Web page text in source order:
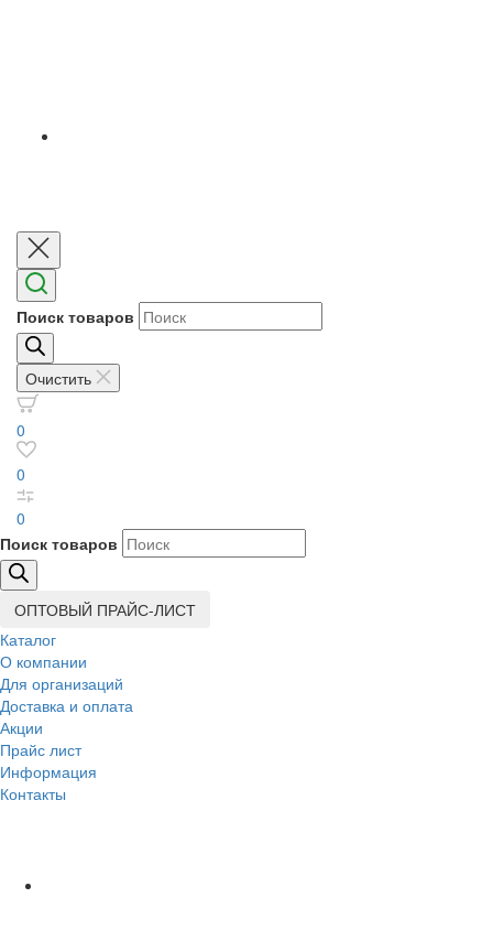
Поиск товаров
Очистить
0
0
0
Поиск товаров
ОПТОВЫЙ ПРАЙС-ЛИСТ
Каталог
О компании
Для организаций
Доставка и оплата
Акции
Прайс лист
Информация
Контакты